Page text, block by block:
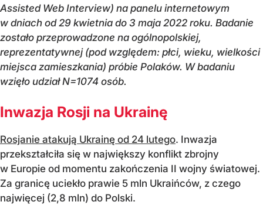
Assisted Web Interview) na panelu internetowym
w dniach od 29 kwietnia do 3 maja 2022 roku. Badanie
zostało przeprowadzone na ogólnopolskiej,
reprezentatywnej (pod względem: płci, wieku, wielkości
miejsca zamieszkania) próbie Polaków. W badaniu
wzięło udział N=1074 osób.
Inwazja Rosji na Ukrainę
Rosjanie atakują Ukrainę od 24 lutego. Inwazja
przekształciła się w największy konflikt zbrojny
w Europie od momentu zakończenia II wojny światowej.
Za granicę uciekło prawie 5 mln Ukraińców, z czego
najwięcej (2,8 mln) do Polski.